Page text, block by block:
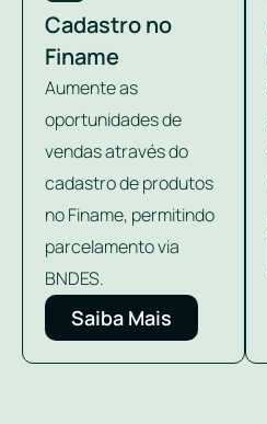
Cadastro no
Finame
Aumente as
oportunidades de
vendas através do
cadastro de produtos
no Finame, permitindo
parcelamento via
BNDES.
Saiba Mais